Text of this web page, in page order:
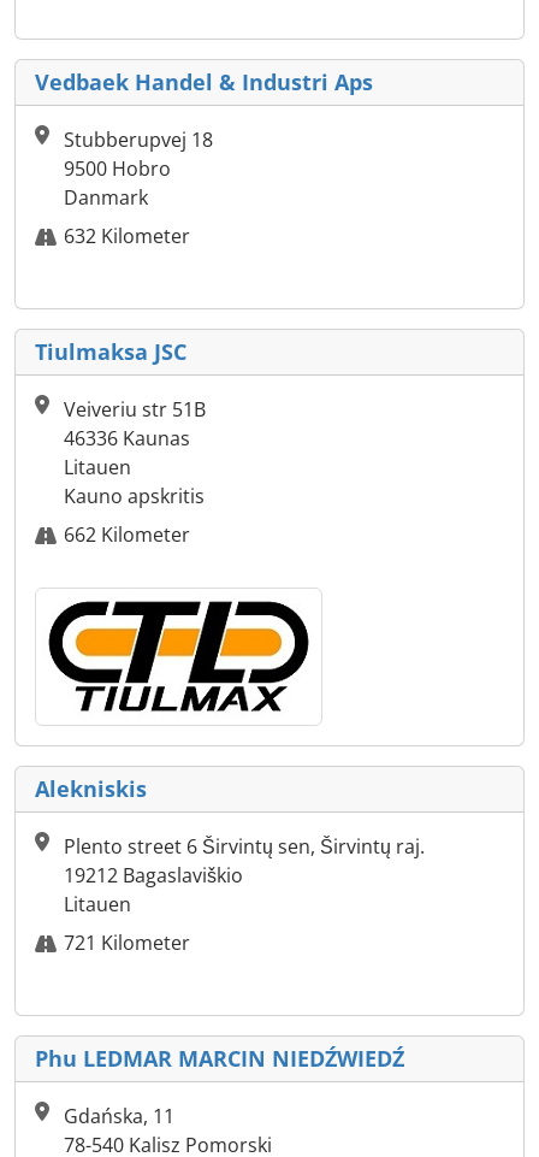
Vedbaek Handel & Industri Aps
Stubberupvej 18
9500 Hobro
Danmark
632 Kilometer
Tiulmaksa JSC
Veiveriu str 51B
46336 Kaunas
Litauen
Kauno apskritis
662 Kilometer
Alekniskis
Plento street 6 Širvintų sen, Širvintų raj.
19212 Bagaslaviškio
Litauen
721 Kilometer
Phu LEDMAR MARCIN NIEDŹWIEDŹ
Gdańska, 11
78-540 Kalisz Pomorski